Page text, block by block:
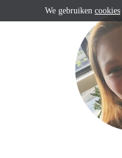
We gebruiken cookies